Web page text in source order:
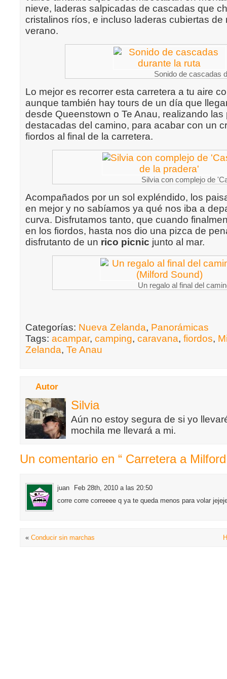
nieve, laderas salpicadas de cascadas que
cristalinos ríos, e incluso laderas cubiertas de
verano.
Sonido de cascadas
Lo mejor es recorrer esta carretera a tu aire
aunque también hay tours de un día que
desde Queenstown o Te Anau, realizando las
destacadas del camino, para acabar con un
fiordos al final de la carretera.
Silvia con complejo de
Acompañados por un sol expléndido, los
en mejor y no sabíamos ya qué nos iba a
curva. Disfrutamos tanto, que cuando
en los fiordos, hasta nos dio una pizca de
disfrutanto de un rico picnic junto al mar.
Un regalo al final del
Categorías: Nueva Zelanda, Panorámicas
Tags: acampar, camping, caravana, fiordos,
Zelanda, Te Anau
Autor
Silvia
Aún no estoy segura de si yo
mochila me llevará a mi.
Un comentario en “ Carretera a
juan
Feb 28th, 2010 a las 20:50
corre corre correeee q ya te queda menos para volar
« Conducir sin marchas